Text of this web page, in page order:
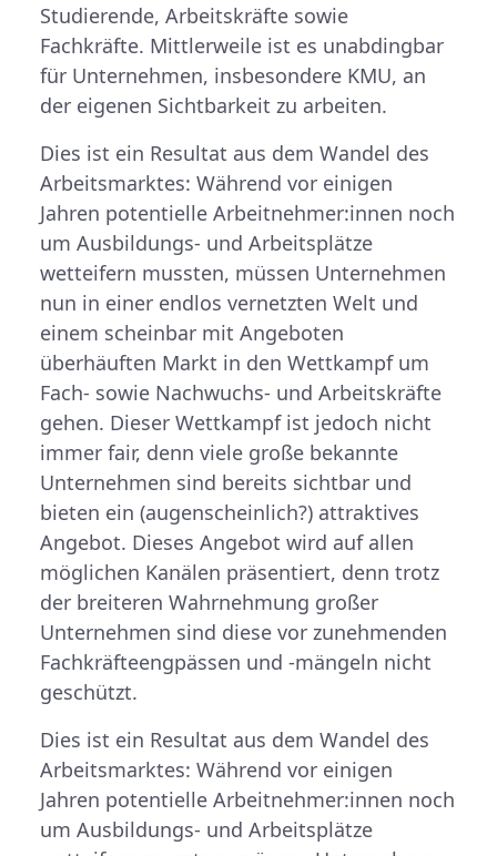
Studierende, Arbeitskräfte sowie
Fachkräfte. Mittlerweile ist es unabdingbar
für Unternehmen, insbesondere KMU, an
der eigenen Sichtbarkeit zu arbeiten.
Dies ist ein Resultat aus dem Wandel des
Arbeitsmarktes: Während vor einigen
Jahren potentielle Arbeitnehmer:innen noch
um Ausbildungs- und Arbeitsplätze
wetteifern mussten, müssen Unternehmen
nun in einer endlos vernetzten Welt und
einem scheinbar mit Angeboten
überhäuften Markt in den Wettkampf um
Fach- sowie Nachwuchs- und Arbeitskräfte
gehen. Dieser Wettkampf ist jedoch nicht
immer fair, denn viele große bekannte
Unternehmen sind bereits sichtbar und
bieten ein (augenscheinlich?) attraktives
Angebot. Dieses Angebot wird auf allen
möglichen Kanälen präsentiert, denn trotz
der breiteren Wahrnehmung großer
Unternehmen sind diese vor zunehmenden
Fachkräfteengpässen und -mängeln nicht
geschützt.
Dies ist ein Resultat aus dem Wandel des
Arbeitsmarktes: Während vor einigen
Jahren potentielle Arbeitnehmer:innen noch
um Ausbildungs- und Arbeitsplätze